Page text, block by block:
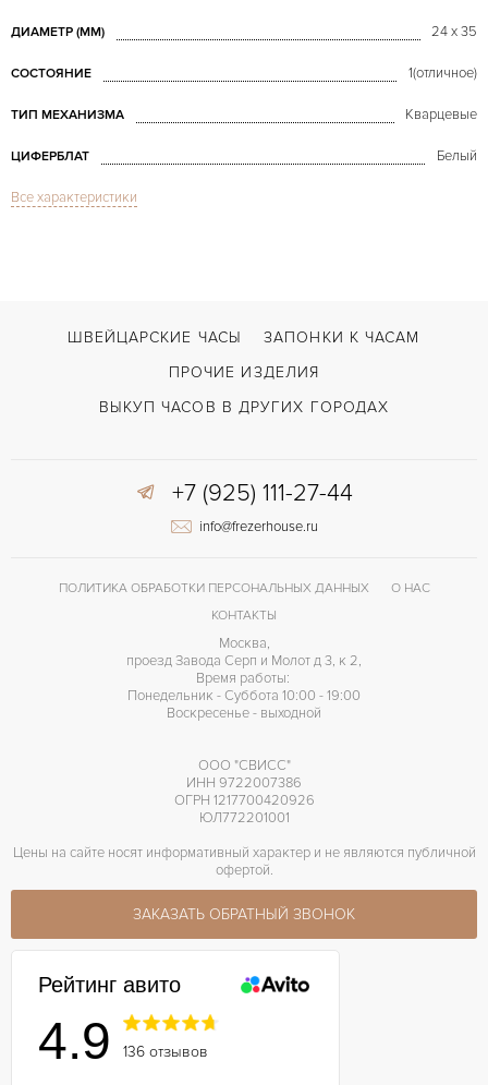
ДИАМЕТР (MM) 24 x 35
СОСТОЯНИЕ 1(отличное)
ТИП МЕХАНИЗМА Кварцевые
ЦИФЕРБЛАТ Белый
СТЕКЛО
Двойной сложности застежка
Все характеристики
ШВЕЙЦАРСКИЕ ЧАСЫ
ЗАПОНКИ К ЧАСАМ
ПРОЧИЕ ИЗДЕЛИЯ
ВЫКУП ЧАСОВ В ДРУГИХ ГОРОДАХ
+7 (925) 111-27-44
info@frezerhouse.ru
ПОЛИТИКА ОБРАБОТКИ ПЕРСОНАЛЬНЫХ ДАННЫХ
О НАС
КОНТАКТЫ
Москва,
проезд Завода Серп и Молот д 3, к 2,
Время работы:
Понедельник - Суббота 10:00 - 19:00
Воскресенье - выходной
ООО "СВИСС"
ИНН 9722007386
ОГРН 1217700420926
ЮЛ772201001
Цены на сайте носят информативный характер и не являются публичной
офертой.
ЗАКАЗАТЬ ОБРАТНЫЙ ЗВОНОК
Рейтинг авито
4.9 136 отзывов